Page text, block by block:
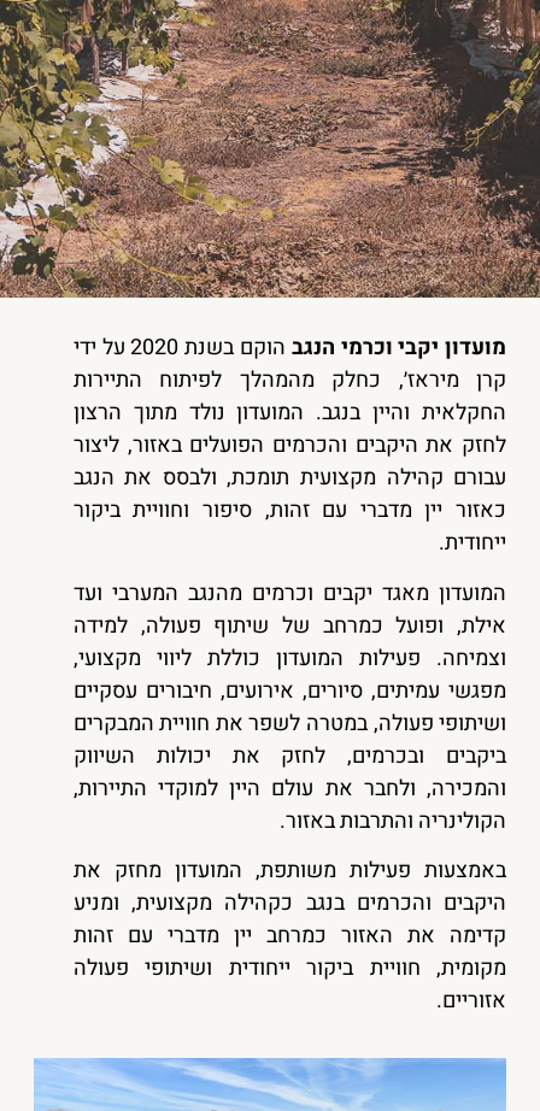
מועדון יקבי וכרמי הנגב
הוקם בשנת 2020 על ידי
קרן מיראז׳, כחלק מהמהלך לפיתוח התיירות
החקלאית והיין בנגב. המועדון נולד מתוך הרצון
לחזק את היקבים והכרמים הפועלים באזור, ליצור
עבורם קהילה מקצועית תומכת, ולבסס את הנגב
כאזור יין מדברי עם זהות, סיפור וחוויית ביקור
ייחודית.
המועדון מאגד יקבים וכרמים מהנגב המערבי ועד
אילת, ופועל כמרחב של שיתוף פעולה, למידה
וצמיחה. פעילות המועדון כוללת ליווי מקצועי,
מפגשי עמיתים, סיורים, אירועים, חיבורים עסקיים
ושיתופי פעולה, במטרה לשפר את חוויית המבקרים
ביקבים ובכרמים, לחזק את יכולות השיווק
והמכירה, ולחבר את עולם היין למוקדי התיירות,
הקולינריה והתרבות באזור.
באמצעות פעילות משותפת, המועדון מחזק את
היקבים והכרמים בנגב כקהילה מקצועית, ומניע
קדימה את האזור כמרחב יין מדברי עם זהות
מקומית, חוויית ביקור ייחודית ושיתופי פעולה
אזוריים.